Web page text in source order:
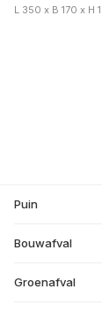
L 350 x B 170 x H
Puin
Bouwafval
Groenafval